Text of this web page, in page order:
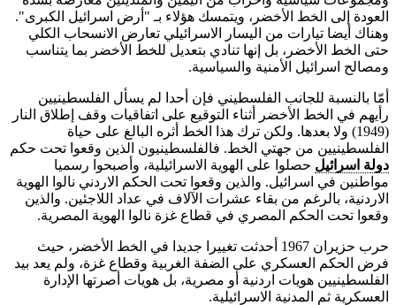
العودة إلى الخط الأخضر، ويتمسك هؤلاء بـ "أرض اسرائيل الكبرى".
وهناك أيضا تيارات من اليسار الاسرائيلي تعارض الانسحاب الكلي
حتى الخط الأخضر، بل إنها تنادي بتعديل للخط الأخضر بما يتناسب
ومصالح اسرائيل الأمنية والسياسية.
أمّا بالنسبة للجانب الفلسطيني فإن أحدا لم يسأل الفلسطينيين
رأيهم في الخط الأخضر أثناء التوقيع على اتفاقيات وقف إطلاق النار
(1949) ولا بعدها. ولكن ترك هذا الخط أثره البالغ على حياة
الفلسطينيين من جهتي الخط. فالفلسطينيون الذين وقعوا تحت حكم
دولة اسرائيل حصلوا على الهوية الاسرائيلية، وأصبحوا رسميا
مواطنين في اسرائيل. والذين وقعوا تحت الحكم الاردني نالوا الهوية
الاردنية، بالرغم من بقاء عشرات الآلاف في عداد اللاجئين. والذين
وقعوا تحت الحكم المصري في قطاع غزة نالوا الهوية المصرية.
حرب حزيران 1967 أحدثت تغييرا جديدا في الخط الأخضر، حيث
فرض الحكم العسكري على الضفة الغربية وقطاع غزة، ولم يعد بيد
الفلسطينيين هويات اردنية أو مصرية، بل هويات أصرتها الإدارة
العسكرية ثم المدنية الاسرائيلية.